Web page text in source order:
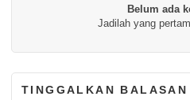
Belum ada
Jadilah yang
TINGGALKAN BALASAN